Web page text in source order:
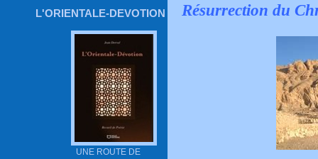
L'ORIENTALE-DEVOTION
UNE ROUTE DE
Résurrection du